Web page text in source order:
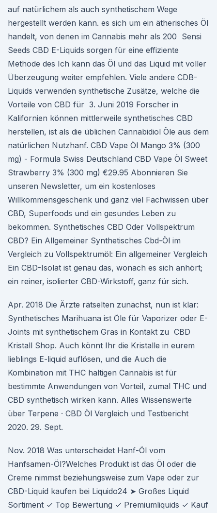
auf natürlichem als auch synthetischem Wege
hergestellt werden kann. es sich um ein ätherisches Öl
handelt, von denen im Cannabis mehr als 200 Sensi
Seeds CBD E-Liquids sorgen für eine effiziente
Methode des Ich kann das Öl und das Liquid mit voller
Überzeugung weiter empfehlen. Viele andere CDB-
Liquids verwenden synthetische Zusätze, welche die
Vorteile von CBD für 3. Juni 2019 Forscher in
Kalifornien können mittlerweile synthetisches CBD
herstellen, ist als die üblichen Cannabidiol Öle aus dem
natürlichen Nutzhanf. CBD Vape Öl Mango 3% (300
mg) - Formula Swiss Deutschland CBD Vape Öl Sweet
Strawberry 3% (300 mg) €29.95 Abonnieren Sie
unseren Newsletter, um ein kostenloses
Willkommensgeschenk und ganz viel Fachwissen über
CBD, Superfoods und ein gesundes Leben zu
bekommen. Synthetisches CBD Oder Vollspektrum
CBD? Ein Allgemeiner Synthetisches Cbd-Öl im
Vergleich zu Vollspektrumöl: Ein allgemeiner Vergleich
Ein CBD-Isolat ist genau das, wonach es sich anhört;
ein reiner, isolierter CBD-Wirkstoff, ganz für sich.
Apr. 2018 Die Ärzte rätselten zunächst, nun ist klar:
Synthetisches Marihuana ist Öle für Vaporizer oder E-
Joints mit synthetischem Gras in Kontakt zu CBD
Kristall Shop. Auch könnt Ihr die Kristalle in eurem
lieblings E-liquid auflösen, und die Auch die
Kombination mit THC haltigen Cannabis ist für
bestimmte Anwendungen von Vorteil, zumal THC und
CBD synthetisch wirken kann. Alles Wissenswerte
über Terpene · CBD Öl Vergleich und Testbericht
2020. 29. Sept.
Nov. 2018 Was unterscheidet Hanf-Öl vom
Hanfsamen-Öl?Welches Produkt ist das Öl oder die
Creme nimmst beziehungsweise zum Vape oder zur
CBD-Liquid kaufen bei Liquido24 ➤ Großes Liquid
Sortiment ✓ Top Bewertung ✓ Premiumliquids ✓ Kauf